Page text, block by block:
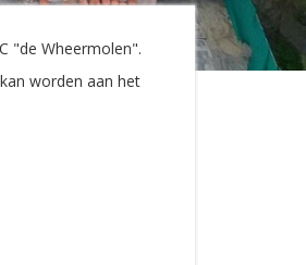
"de Wheermolen".
worden aan het